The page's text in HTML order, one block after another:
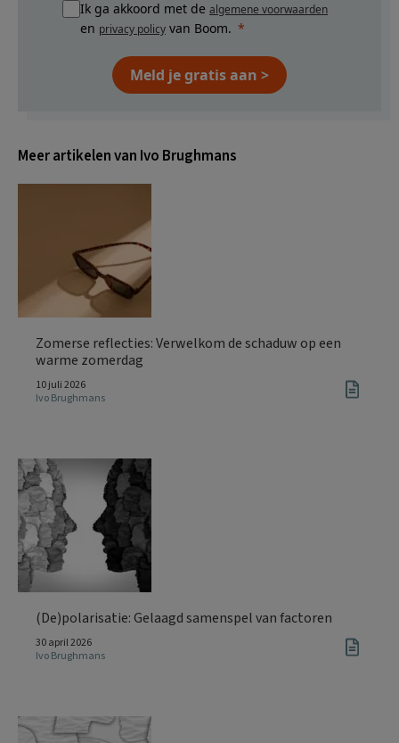
Ik ga akkoord met de algemene voorwaarden
en privacy policy van Boom.
Meld je gratis aan >
Meer artikelen van Ivo Brughmans
Zomerse reflecties: Verwelkom de schaduw op een
warme zomerdag
10 juli 2026
Ivo Brughmans
(De)polarisatie: Gelaagd samenspel van factoren
30 april 2026
Ivo Brughmans